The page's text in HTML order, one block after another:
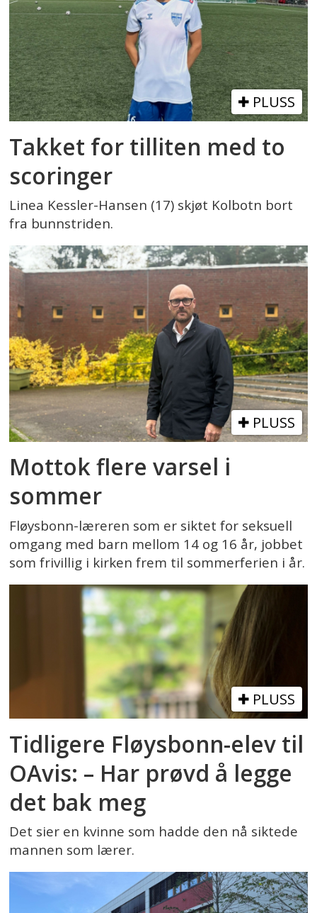
PLUSS
Takket for tilliten med to
scoringer
Linea Kessler-Hansen (17) skjøt Kolbotn bort
fra bunnstriden.
PLUSS
Mottok flere varsel i
sommer
Fløysbonn-læreren som er siktet for seksuell
omgang med barn mellom 14 og 16 år, jobbet
som frivillig i kirken frem til sommerferien i år.
PLUSS
Tidligere Fløysbonn-elev til
OAvis: – Har prøvd å legge
det bak meg
Det sier en kvinne som hadde den nå siktede
mannen som lærer.